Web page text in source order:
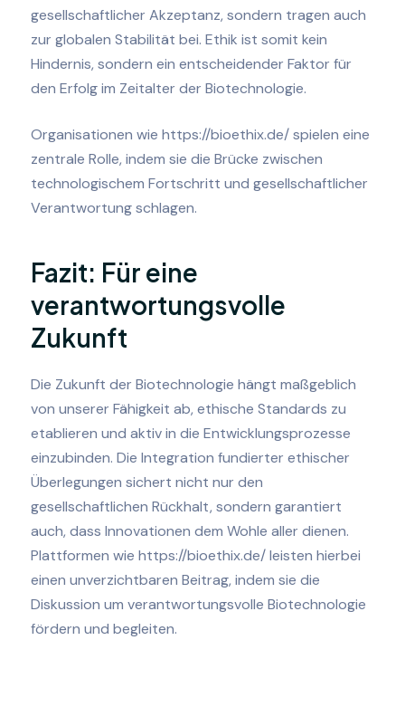
gesellschaftlicher Akzeptanz, sondern tragen auch
zur globalen Stabilität bei. Ethik ist somit kein
Hindernis, sondern ein entscheidender Faktor für
den Erfolg im Zeitalter der Biotechnologie.
Organisationen wie https://bioethix.de/ spielen eine
zentrale Rolle, indem sie die Brücke zwischen
technologischem Fortschritt und gesellschaftlicher
Verantwortung schlagen.
Fazit: Für eine
verantwortungsvolle
Zukunft
Die Zukunft der Biotechnologie hängt maßgeblich
von unserer Fähigkeit ab, ethische Standards zu
etablieren und aktiv in die Entwicklungsprozesse
einzubinden. Die Integration fundierter ethischer
Überlegungen sichert nicht nur den
gesellschaftlichen Rückhalt, sondern garantiert
auch, dass Innovationen dem Wohle aller dienen.
Plattformen wie https://bioethix.de/ leisten hierbei
einen unverzichtbaren Beitrag, indem sie die
Diskussion um verantwortungsvolle Biotechnologie
fördern und begleiten.